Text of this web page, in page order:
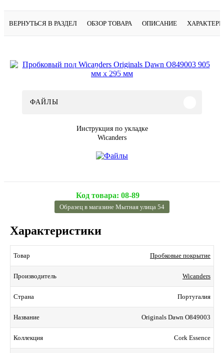
ВЕРНУТЬСЯ В РАЗДЕЛ ОБЗОР ТОВАРА ОПИСАНИЕ
Подробнее
ФАЙЛЫ
Инструкция по укладке
Wicanders
Код товара: 08-89
Образец в магазине Мытная улица 54
Характеристики
Товар Пробковые покрытие
Производитель Wicanders
Страна Португалия
Название Originals Dawn O849003
Коллекция Cork Essence